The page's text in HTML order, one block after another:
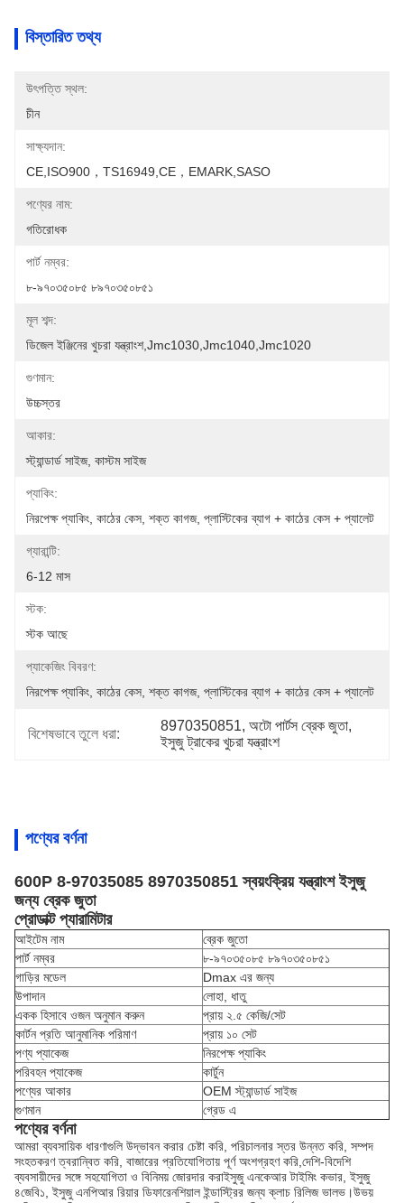
বিস্তারিত তথ্য
উৎপত্তি স্থল:
চীন
সাক্ষ্যদান:
CE,ISO900，TS16949,CE，EMARK,SASO
পণ্যের নাম:
গতিরোধক
পার্ট নম্বর:
৮-৯৭০৩৫০৮৫ ৮৯৭০৩৫০৮৫১
মূল শব্দ:
ডিজেল ইঞ্জিনের খুচরা যন্ত্রাংশ,jmc1030,jmc1040,jmc1020
গুণমান:
উচ্চস্তর
আকার:
স্ট্যান্ডার্ড সাইজ, কাস্টম সাইজ
প্যাকিং:
নিরপেক্ষ প্যাকিং, কাঠের কেস, শক্ত কাগজ, প্লাস্টিকের ব্যাগ + কাঠের কেস + প্যালেট
গ্যারান্টি:
6-12 মাস
স্টক:
স্টক আছে
প্যাকেজিং বিবরণ:
নিরপেক্ষ প্যাকিং, কাঠের কেস, শক্ত কাগজ, প্লাস্টিকের ব্যাগ + কাঠের কেস + প্যালেট
বিশেষভাবে তুলে ধরা:
8970350851, অটো পার্টস ব্রেক জুতা,
ইসুজু ট্রাকের খুচরা যন্ত্রাংশ
পণ্যের বর্ণনা
600P 8-97035085 8970350851 স্বয়ংক্রিয় যন্ত্রাংশ ইসুজু
জন্য ব্রেক জুতা
প্রোডাক্ট প্যারামিটার
আইটেম নাম
ব্রেক জুতো
পার্ট নম্বর
৮-৯৭০৩৫০৮৫ ৮৯৭০৩৫০৮৫১
গাড়ির মডেল
Dmax এর জন্য
উপাদান
লোহা, ধাতু
একক হিসাবে ওজন অনুমান করুন
প্রায় ২.৫ কেজি/সেট
কার্টন প্রতি আনুমানিক পরিমাণ
প্রায় ১০ সেট
পণ্য প্যাকেজ
নিরপেক্ষ প্যাকিং
পরিবহন প্যাকেজ
কার্টুন
পণ্যের আকার
OEM স্ট্যান্ডার্ড সাইজ
গুণমান
গ্রেড এ
পণ্যের বর্ণনা
আমরা ব্যবসায়িক ধারণাগুলি উদ্ভাবন করার চেষ্টা করি, পরিচালনার স্তর উন্নত করি, সম্পদ
সংহতকরণ ত্বরান্বিত করি, বাজারের প্রতিযোগিতায় পূর্ণ অংশগ্রহণ করি,দেশি-বিদেশি
ব্যবসায়ীদের সঙ্গে সহযোগিতা ও বিনিময় জোরদার করাইসুজু এনকেআর টাইমিং কভার, ইসুজু
৪জেবি১, ইসুজু এনপিআর রিয়ার ডিফারেনশিয়াল ইন্ডাস্ট্রির জন্য ক্লাচ রিলিজ ভালভ।উভয়